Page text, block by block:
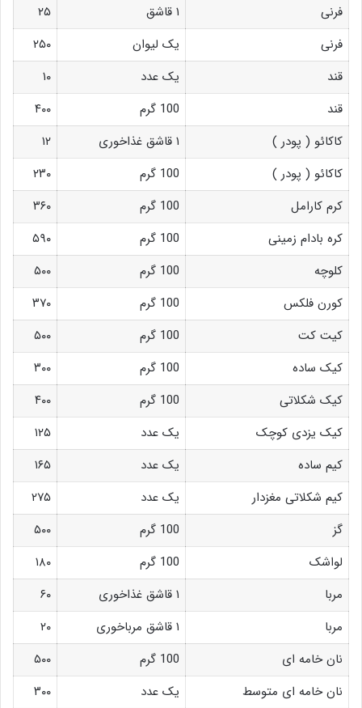
فرنی
۱ قاشق
۲۵
فرنی
یک لیوان
۲۵۰
قند
یک عدد
۱۰
قند
100 گرم
۴۰۰
کاکائو ( پودر )
۱ قاشق غذاخوری
۱۲
کاکائو ( پودر )
100 گرم
۲۳۰
کرم کارامل
100 گرم
۳۶۰
کره بادام زمینی
100 گرم
۵۹۰
کلوچه
100 گرم
۵۰۰
کورن فلکس
100 گرم
۳۷۰
کیت کت
100 گرم
۵۰۰
کیک ساده
100 گرم
۳۰۰
کیک شکلاتی
100 گرم
۴۰۰
کیک یزدی کوچک
یک عدد
۱۲۵
کیم ساده
یک عدد
۱۶۵
کیم شکلاتی مغزدار
یک عدد
۲۷۵
گز
100 گرم
۵۰۰
لواشک
100 گرم
۱۸۰
مربا
۱ قاشق غذاخوری
۶۰
مربا
۱ قاشق مرباخوری
۲۰
نان خامه ای
100 گرم
۵۰۰
نان خامه ای متوسط
یک عدد
۳۰۰